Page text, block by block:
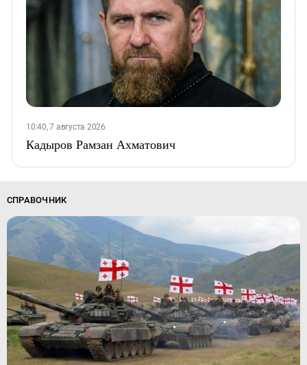
10:40, 7 августа 2026
Кадыров Рамзан Ахматович
СПРАВОЧНИК